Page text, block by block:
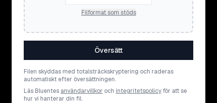
Filformat som stöds
Översätt
Filen skyddas med totalsträckskryptering och raderas
automatiskt efter översättningen.
Läs Bluentes användarvillkor och integritetspolicy för att se
hur vi hanterar din fil.